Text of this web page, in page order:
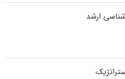
ارشد